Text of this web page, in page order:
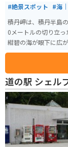
しても最適です。夏
めます。 古平町の名産品は、やはりたらこです。新鮮なたらこはもちろん、
たらこ加工品も豊富
ースやふりかけなどもおすすめです。 周
ど、自然を満喫でき
島の雄大な景色を望むこともできます
は、たらこを楽しみ
す。
#絶景スポット #海
積丹岬は、積丹半島
0メートルの切り立
紺碧の海が眼下に広
綺麗な青色で、売店
があります。駐車場
台、女郎子岩展望台
す。 積丹岬周辺には、「日本の渚百選」に選ばれた海岸や、積丹半島に伝わ
る「義経北行伝説」
道の駅 シェル